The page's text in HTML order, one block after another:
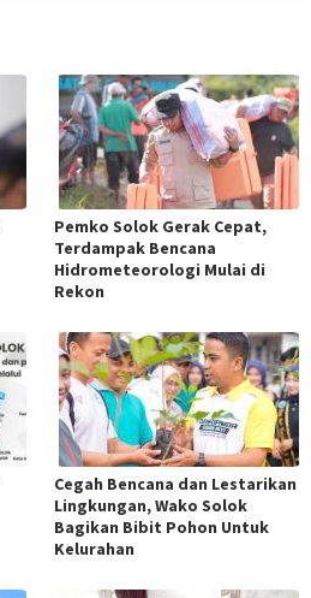
Pemko Solok Gerak Cepat,
Terdampak Bencana
Hidrometeorologi Mulai di
Rekon
Cegah Bencana dan Lestarikan
Lingkungan, Wako Solok
Bagikan Bibit Pohon Untuk
Kelurahan